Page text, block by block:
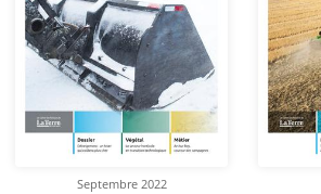
Septembre 2022